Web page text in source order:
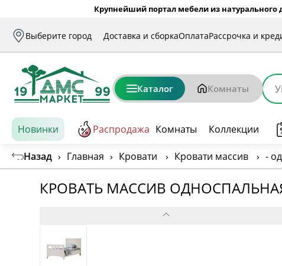
Крупнейший портал мебели из натурального
Выберите город Доставка и сборкаОплатаРассрочка и
Каталог Комнаты
Новинки Распродажа Комнаты Коллекции
Назад › Главная › Кровати › Кровати массив › -
КРОВАТЬ МАССИВ